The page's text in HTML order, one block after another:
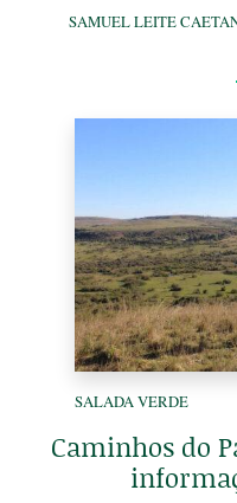
SAMUEL LEITE
SALADA VERDE
Caminhos do